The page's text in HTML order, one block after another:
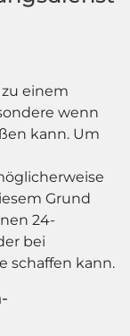
einem
wenn
kann. Um
Grund
24-
bei
schaffen kann.